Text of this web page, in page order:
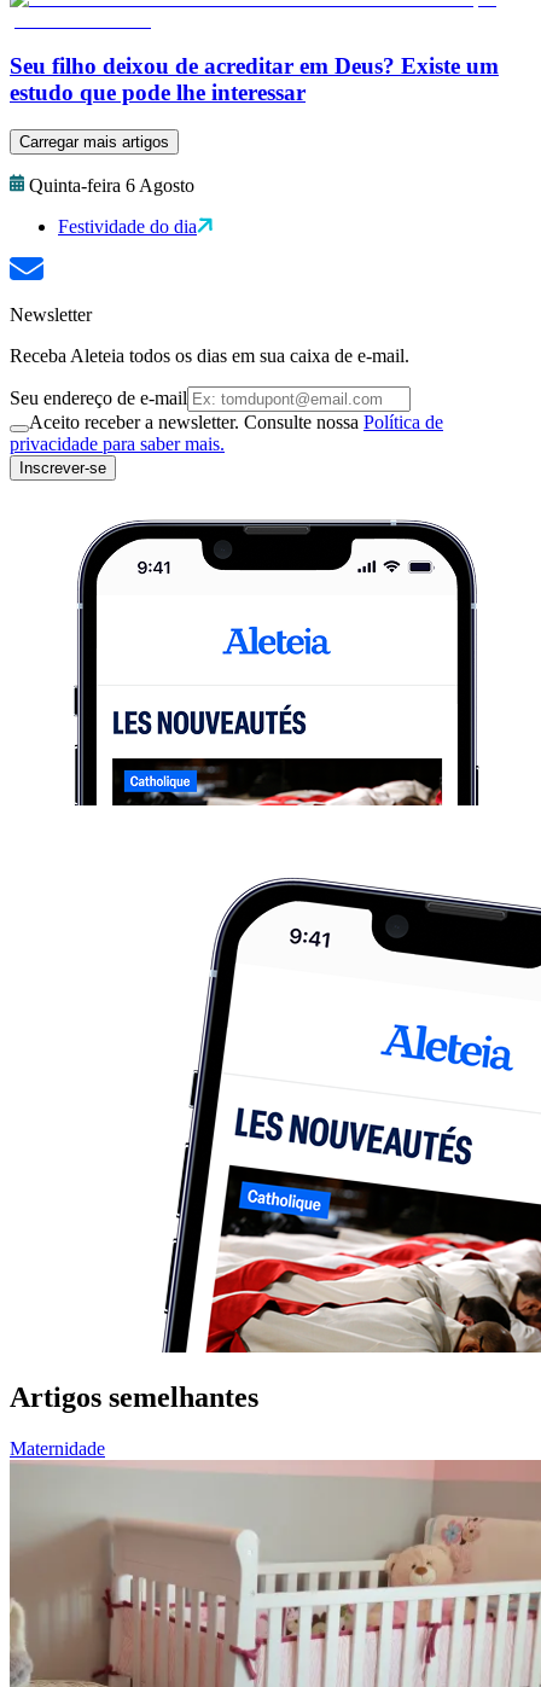
Seu filho deixou de acreditar em Deus? Existe um
estudo que pode lhe interessar
Carregar mais artigos
Quinta-feira 6 Agosto
Festividade do dia
Newsletter
Receba Aleteia todos os dias em sua caixa de e-mail.
Seu endereço de e-mail
Aceito receber a newsletter. Consulte nossa Política de
privacidade para saber mais.
Inscrever-se
Artigos semelhantes
Maternidade